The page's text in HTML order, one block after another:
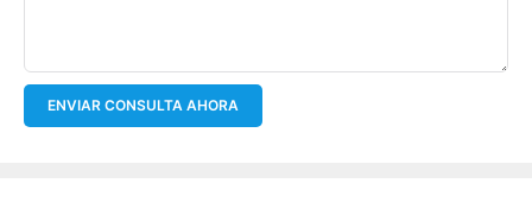
ENVIAR CONSULTA AHORA